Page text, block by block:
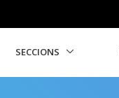
SECCIONS